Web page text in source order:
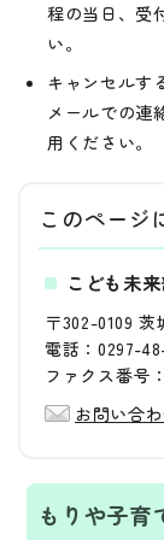
程の当日、受
い。
キャンセルす
メールでの連
用ください。
このページ
こども未
〒302-0109 茨
電話：0297-
ファクス番号
お問い合
もりや子育